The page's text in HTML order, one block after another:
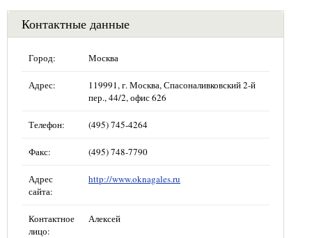
Контактные данные
Город: Москва
Адрес:
119991, г. Москва, Спасоналивковский 2-й
пер., 44/2, офис 626
Телефон: (495) 745-4264
Факс: (495) 748-7790
Адрес
сайта:
http://www.oknagales.ru
Контактное
лицо:
Алексей